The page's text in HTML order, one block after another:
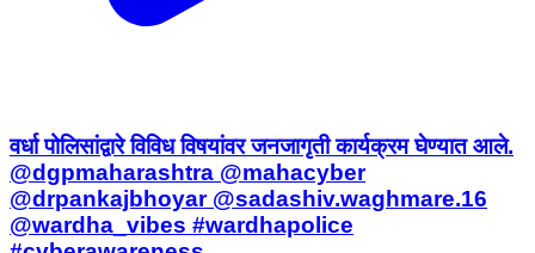
वर्धा पोलिसांद्वारे विविध विषयांवर जनजागृती कार्यक्रम घेण्यात आले.
@dgpmaharashtra @mahacyber
@drpankajbhoyar @sadashiv.waghmare.16
@wardha_vibes #wardhapolice